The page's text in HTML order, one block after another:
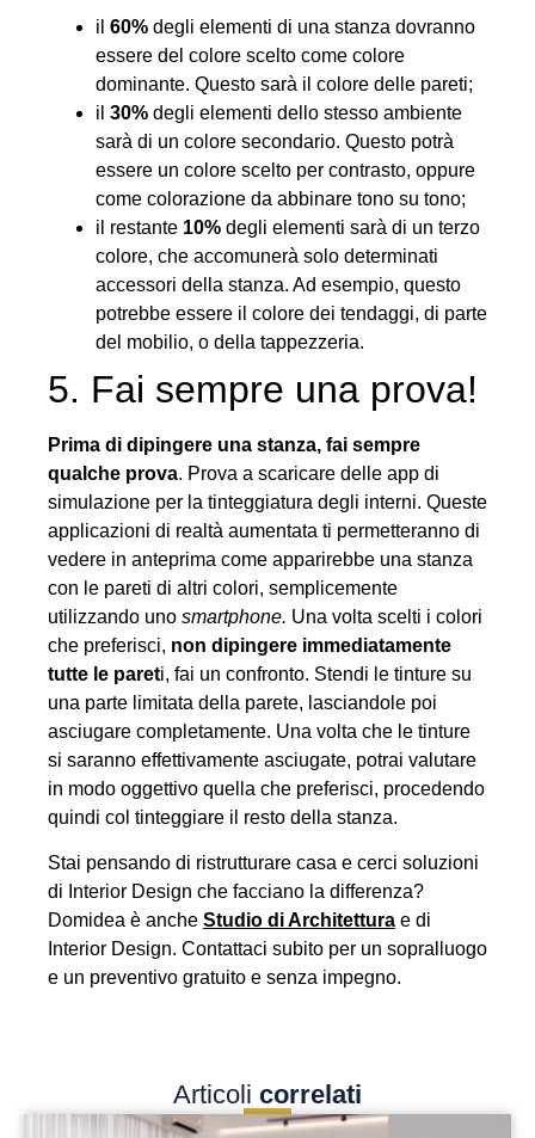
il 60% degli elementi di una stanza dovranno
essere del colore scelto come colore
dominante. Questo sarà il colore delle pareti;
il 30% degli elementi dello stesso ambiente
sarà di un colore secondario. Questo potrà
essere un colore scelto per contrasto, oppure
come colorazione da abbinare tono su tono;
il restante 10% degli elementi sarà di un terzo
colore, che accomunerà solo determinati
accessori della stanza. Ad esempio, questo
potrebbe essere il colore dei tendaggi, di parte
del mobilio, o della tappezzeria.
5. Fai sempre una prova!
Prima di dipingere una stanza, fai sempre
qualche prova. Prova a scaricare delle app di
simulazione per la tinteggiatura degli interni. Queste
applicazioni di realtà aumentata ti permetteranno di
vedere in anteprima come apparirebbe una stanza
con le pareti di altri colori, semplicemente
utilizzando uno smartphone. Una volta scelti i colori
che preferisci, non dipingere immediatamente
tutte le pareti, fai un confronto. Stendi le tinture su
una parte limitata della parete, lasciandole poi
asciugare completamente. Una volta che le tinture
si saranno effettivamente asciugate, potrai valutare
in modo oggettivo quella che preferisci, procedendo
quindi col tinteggiare il resto della stanza.
Stai pensando di ristrutturare casa e cerci soluzioni
di Interior Design che facciano la differenza?
Domidea è anche Studio di Architettura e di
Interior Design. Contattaci subito per un sopralluogo
e un preventivo gratuito e senza impegno.
Articoli correlati